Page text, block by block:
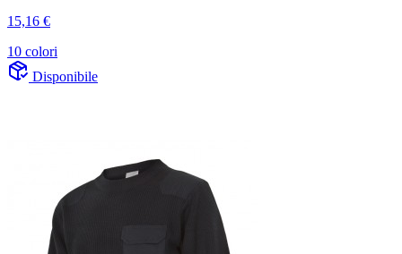
15,16 €
10 colori
Disponibile